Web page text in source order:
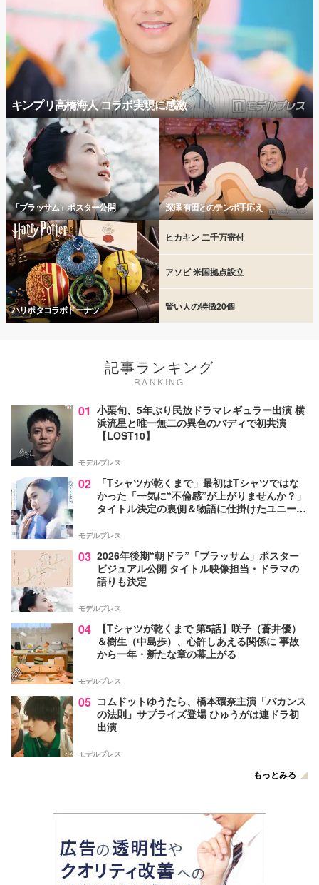
キンプリ高橋海人 コラボ実現に感激
「ブラッサム」ポスター公開 深澤 有田とのテンポ手応え
ハリポタコラボドーナツ
ヒカキン 二千万寄付
アソビ 米国拠点設立
賢い人の特徴20個
記事ランキング
RANKING
01 小栗旬、5年ぶり民放ドラマレギュラー出演 横
浜流星と唯一無二の異色のバディで初共演
【LOST10】
モデルプレス
02
「Tシャツが乾くまで」最初はTシャツではな
かった「一気に“不倫感”が上がりませんか？」
タイトル決定の裏側＆物語に仕掛けたユニーク
モデルプレス
03 2026年後期“朝ドラ”「ブラッサム」ポスター
ビジュアル公開 タイトル映像担当・ドラマの
語りも決定
モデルプレス
04
【Tシャツが乾くまで 第5話】咲子（蒼井優）
＆樹生（中島歩）、心許しあえる関係に 事故
から一年・新たな章の幕上がる
モデルプレス
05 コムドットゆうたら、橋本環奈主演「バカンス
の法則」サプライズ登場 ひゅうがは連ドラ初
出演
モデルプレス
もっとみる